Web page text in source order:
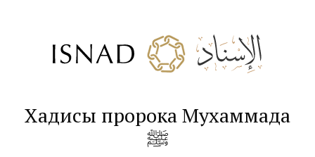
Хадисы пророка Мухаммада
ﷺ